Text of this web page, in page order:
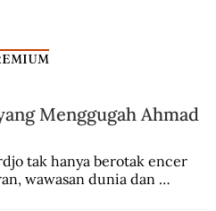
Menggugah Ahmad
tak hanya berotak encer
wawasan dunia dan